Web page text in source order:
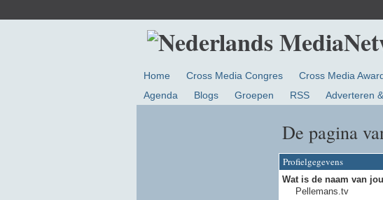
Home Cross Media Congres Cross Media
Agenda
Blogs Groepen RSS Adverteren
De pagina
Profielgegevens
Wat is de naam van
Pellemans.tv